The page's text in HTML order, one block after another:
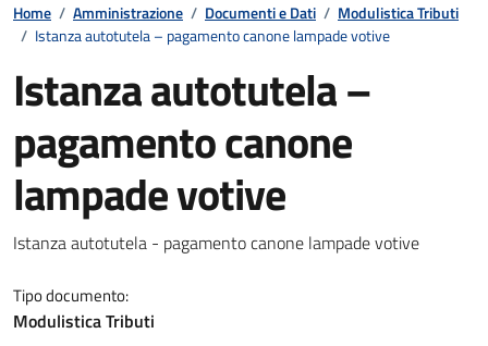
Home / Amministrazione / Documenti e Dati / Modulistica Tributi
/ Istanza autotutela – pagamento canone lampade votive
Istanza autotutela –
pagamento canone
lampade votive
Dettagli del documento
Istanza autotutela - pagamento canone lampade votive
Tipo documento:
Modulistica Tributi